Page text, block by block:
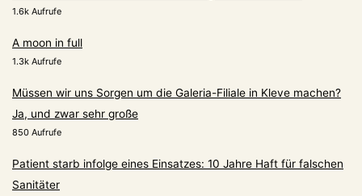
1.6k Aufrufe
A moon in full
1.3k Aufrufe
Müssen wir uns Sorgen um die Galeria-Filiale in Kleve machen?
Ja, und zwar sehr große
850 Aufrufe
Patient starb infolge eines Einsatzes: 10 Jahre Haft für falschen
Sanitäter